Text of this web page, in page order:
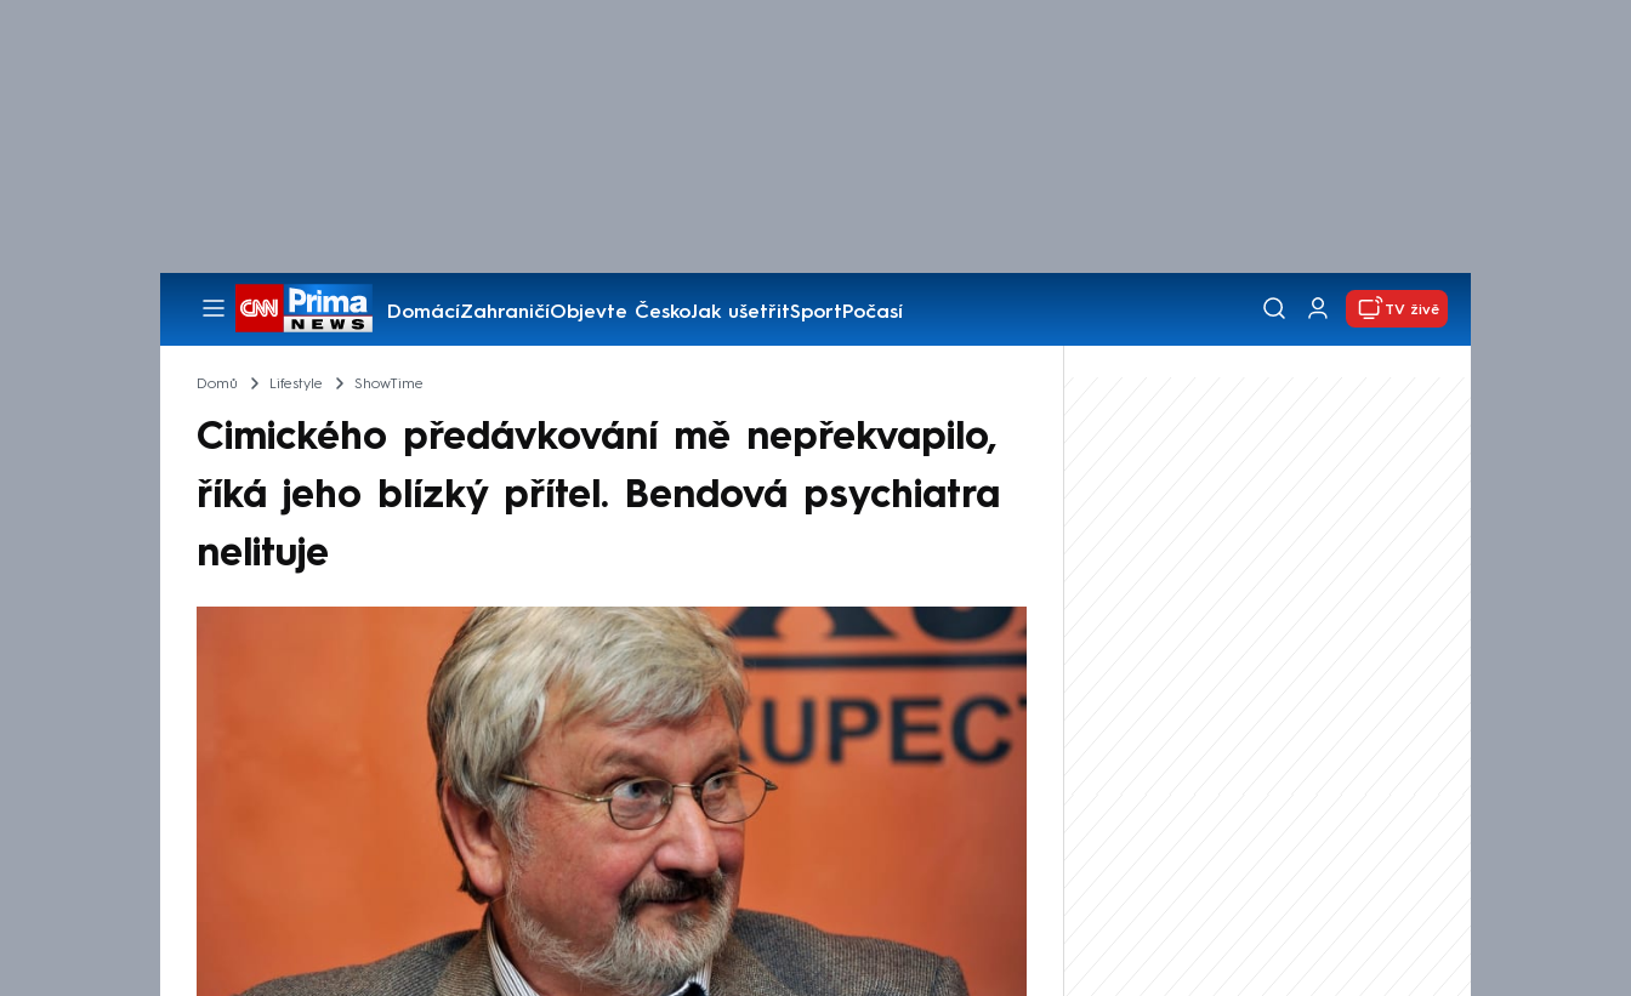
DomácíZahraničíObjevte ČeskoJak ušetřitSportPočasí
Pořady
TV živě
Domů Lifestyle ShowTime
Cimického předávkování mě nepřekvapilo,
říká jeho blízký přítel. Bendová psychiatra
nelituje